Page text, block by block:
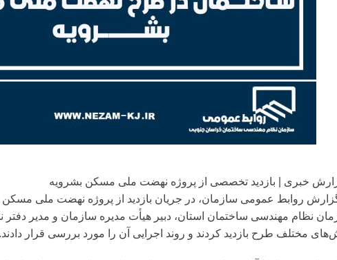
خبری | بازدید تخصصی از پروژه نهضت ملی مسکن بشرویه
روابط عمومی سازمان، در جریان بازدید از پروژه نهضت ملی
نظام مهندسی ساختمان استان، دبیر هیأت مدیره سازمان و مدیر دفتر
مختلف طرح بازدید کردند و روند اجرایی آن را مورد بررسی قرار دادند.